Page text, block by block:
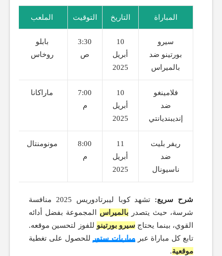
المباراة التاريخ التوقيت الملعب
سيرو
بورتينو ضد
بالميراس
10
أبريل
2025
3:30
ص
بابلو
روخاس
فلامينغو
ضد
إنديبنديانتي
10
أبريل
2025
7:00
م
ماراكانا
ريفر بليت
ضد
ناسيونال
11
أبريل
2025
8:00
م
مونومنتال
شرح سريع:
تشهد كوبا ليبرتادوريس 2025 منافسة
شرسة، حيث يتصدر بالميراس المجموعة بفضل أدائه
القوي، بينما يحتاج سيرو بورتينو للفوز لتحسين موقعه.
تابع كل مباراة عبر مباريات ستورللحصول على تغطية
موقعية.